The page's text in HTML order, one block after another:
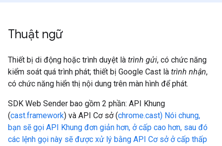
Thuật ngữ
Thiết bị di động hoặc trình duyệt là trình gửi, có chức năng
kiểm soát quá trình phát; thiết bị Google Cast là trình nhận,
có chức năng hiển thị nội dung trên màn hình để phát.
SDK Web Sender bao gồm 2 phần: API Khung
(cast.framework) và API Cơ sở (chrome.cast) Nói chung,
bạn sẽ gọi API Khung đơn giản hơn, ở cấp cao hơn, sau đó
các lệnh gọi này sẽ được xử lý bằng API Cơ sở ở cấp thấp